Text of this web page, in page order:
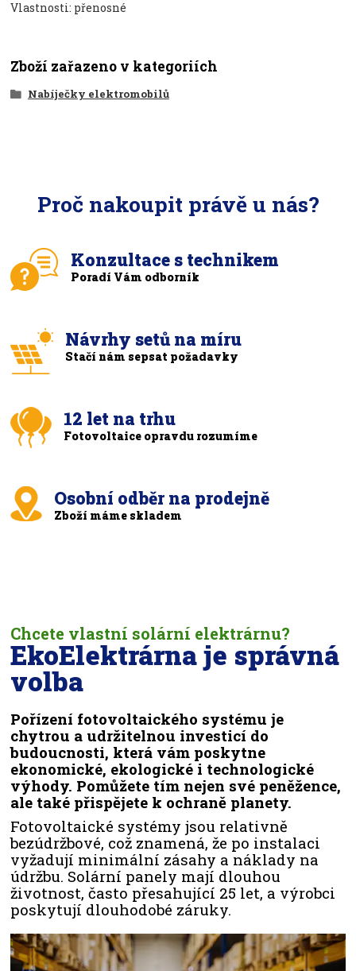
Vlastnosti: přenosné
Zboží zařazeno v kategoriích
Nabíječky elektromobilů
Proč nakoupit právě u nás?
Konzultace s technikem
Poradí Vám odborník
Návrhy setů na míru
Stačí nám sepsat požadavky
12 let na trhu
Fotovoltaice opravdu rozumíme
Osobní odběr na prodejně
Zboží máme skladem
Chcete vlastní solární elektrárnu?
EkoElektrárna je správná
volba
Pořízení fotovoltaického systému je
chytrou a udržitelnou investicí do
budoucnosti, která vám poskytne
ekonomické, ekologické i technologické
výhody. Pomůžete tím nejen své peněžence,
ale také přispějete k ochraně planety.
Fotovoltaické systémy jsou relativně
bezúdržbové, což znamená, že po instalaci
vyžadují minimální zásahy a náklady na
údržbu. Solární panely mají dlouhou
životnost, často přesahující 25 let, a výrobci
poskytují dlouhodobé záruky.